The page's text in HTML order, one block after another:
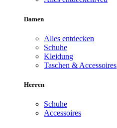
Damen
Alles entdecken
Schuhe
Kleidung
Taschen & Accessoires
Herren
Schuhe
Accessoires